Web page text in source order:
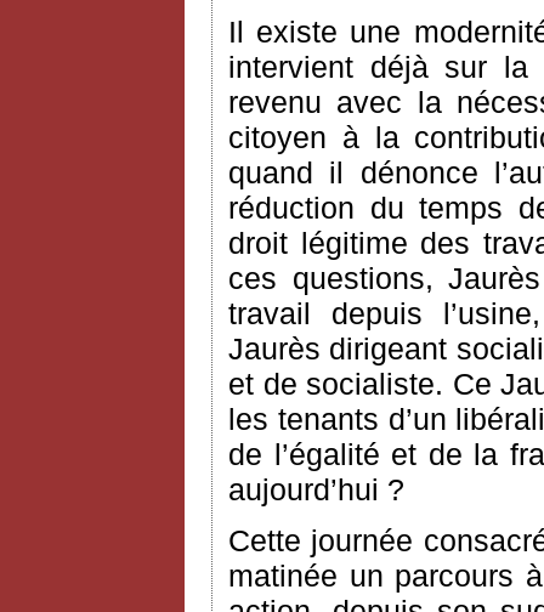
Il existe une
intervient déjà sur la
revenu avec la
citoyen à la
quand il dénonce
réduction du temps
droit légitime des
ces questions,
travail depuis
Jaurès dirigeant
et de socialiste. Ce
les tenants d’un
de l’égalité et de la
aujourd’hui ?
Cette journée
matinée un parcours